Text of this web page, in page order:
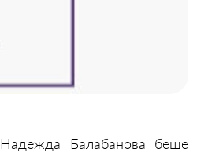
Балабанова беше